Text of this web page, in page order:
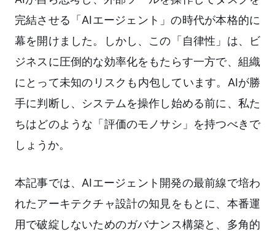
完結させる「AIエージェント」の時代が本格的に
幕を開けました。しかし、この「自律性」は、ビ
ジネスに圧倒的な効率化をもたらす一方で、組織
にとって未知のリスクも内包しています。AIが勝
手に判断し、システムを操作し始める前に、私た
ちはどのような「評価のモノサシ」を持つべきで
しょうか。
本記事では、AIエージェント開発の最前線で培わ
れたアーキテクチャ設計の知見をもとに、本番運
用で破綻しないためのガバナンス構築と、多角的